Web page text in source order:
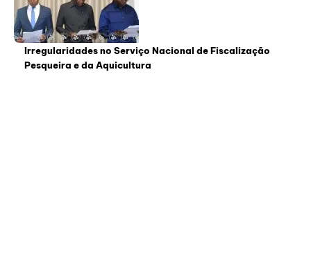
Irregularidades no Serviço Nacional de Fiscalização
Pesqueira e da Aquicultura